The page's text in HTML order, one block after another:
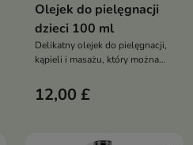
Olejek do pielęgnacji
dzieci 100 ml
Delikatny olejek do pielęgnacji,
kąpieli i masażu, który można
życia
12,00 £